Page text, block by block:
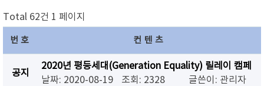
Total 62건 1 페이지
번호 컨텐츠
공지
2020년 평등세대(Generation Equality) 릴레이 캠페
인 참여
날짜: 2020-08-19 조회: 2328 글쓴이: 관리자